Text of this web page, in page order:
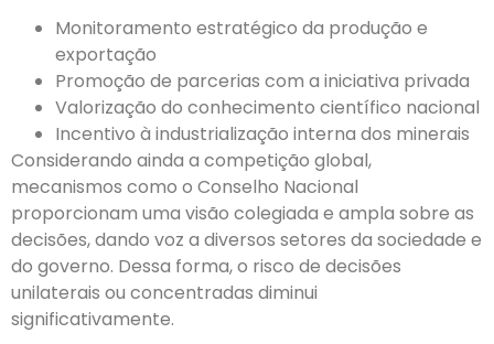
Monitoramento estratégico da produção e
exportação
Promoção de parcerias com a iniciativa privada
Valorização do conhecimento científico nacional
Incentivo à industrialização interna dos minerais
Considerando ainda a competição global,
mecanismos como o Conselho Nacional
proporcionam uma visão colegiada e ampla sobre as
decisões, dando voz a diversos setores da sociedade e
do governo. Dessa forma, o risco de decisões
unilaterais ou concentradas diminui
significativamente.